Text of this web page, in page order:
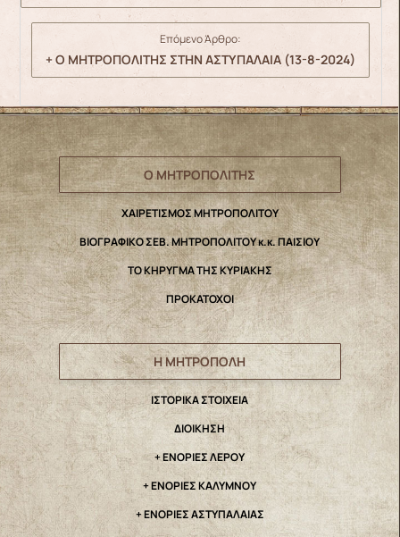
Επόμενο Άρθρο:
+ Ο ΜΗΤΡΟΠΟΛΙΤΗΣ ΣΤΗΝ ΑΣΤΥΠΑΛΑΙΑ (13-8-2024)
Ο ΜΗΤΡΟΠΟΛΙΤΗΣ
ΧΑΙΡΕΤΙΣΜΟΣ ΜΗΤΡΟΠΟΛΙΤΟΥ
ΒΙΟΓΡΑΦΙΚΟ ΣΕΒ. ΜΗΤΡΟΠΟΛΙΤΟΥ κ.κ. ΠΑΙΣΙΟΥ
ΤΟ ΚΗΡΥΓΜΑ ΤΗΣ ΚΥΡΙΑΚΗΣ
ΠΡΟΚΑΤΟΧΟΙ
Η ΜΗΤΡΟΠΟΛΗ
IΣΤΟΡΙΚΑ ΣΤΟΙΧΕΙΑ
ΔΙΟΙΚΗΣΗ
+ ΕΝΟΡΙΕΣ ΛΕΡΟΥ
+ ΕΝΟΡΙΕΣ ΚΑΛΥΜΝΟΥ
+ ΕΝΟΡΙΕΣ ΑΣΤΥΠΑΛΑΙΑΣ